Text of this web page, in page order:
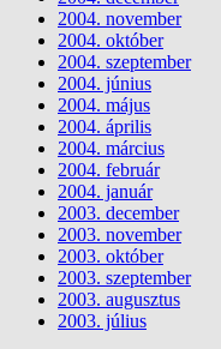
2004. november
2004. október
2004. szeptember
2004. június
2004. május
2004. április
2004. március
2004. február
2004. január
2003. december
2003. november
2003. október
2003. szeptember
2003. augusztus
2003. július